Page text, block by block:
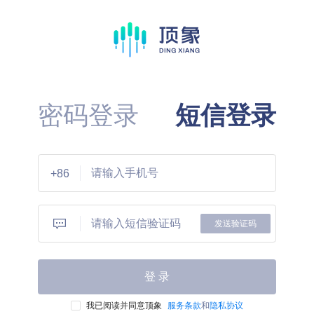
密码登录 短信登录
+86
发送验证码
登 录
我已阅读并同意顶象 服务条款和隐私协议